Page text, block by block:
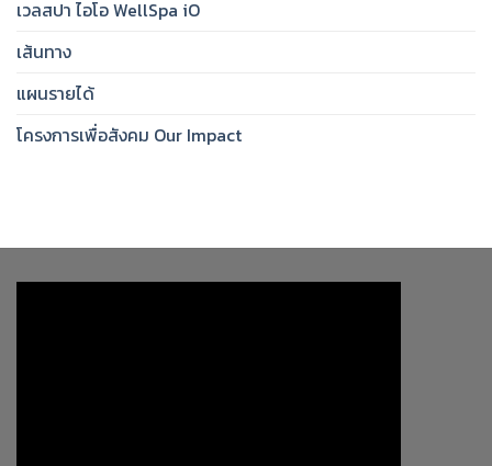
เวลสปา ไอโอ WellSpa iO
เส้นทาง
แผนรายได้
โครงการเพื่อสังคม Our Impact